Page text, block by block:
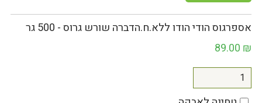
אספרגוס הודי הודו ללא.ח.הדברה שורש גרוס - 500 גר
89.00 ₪